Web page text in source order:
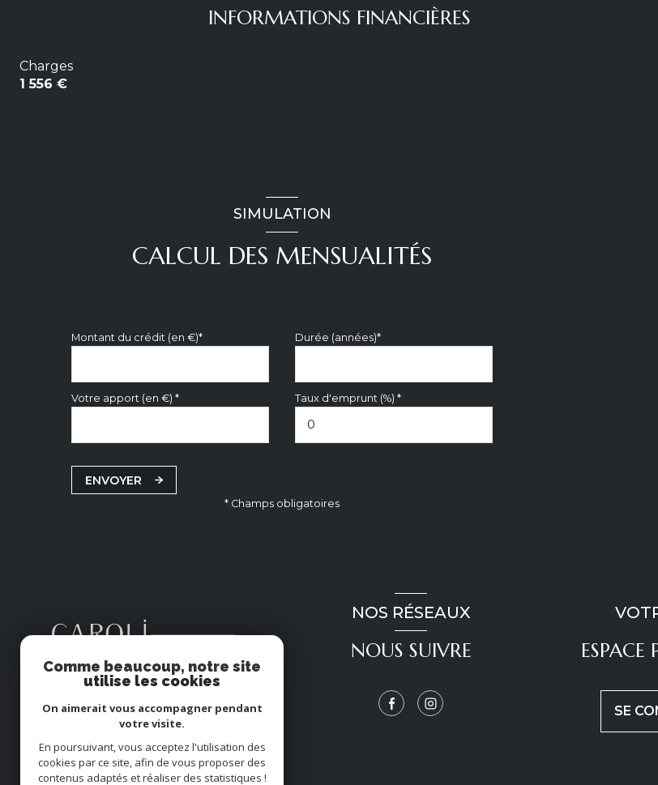
INFORMATIONS FINANCIÈRES
Charges
1 556 €
SIMULATION
CALCUL DES MENSUALITÉS
Montant du crédit (en €)* Durée (années)*
Votre apport (en €) * Taux d'emprunt (%) *
ENVOYER
* Champs obligatoires
NOS RÉSEAUX
NOUS SUIVRE ESPACE
SE
Comme beaucoup, notre site
utilise les cookies
On aimerait vous accompagner pendant
votre visite.
En poursuivant, vous acceptez l'utilisation des
cookies par ce site, afin de vous proposer des
contenus adaptés et réaliser des statistiques !